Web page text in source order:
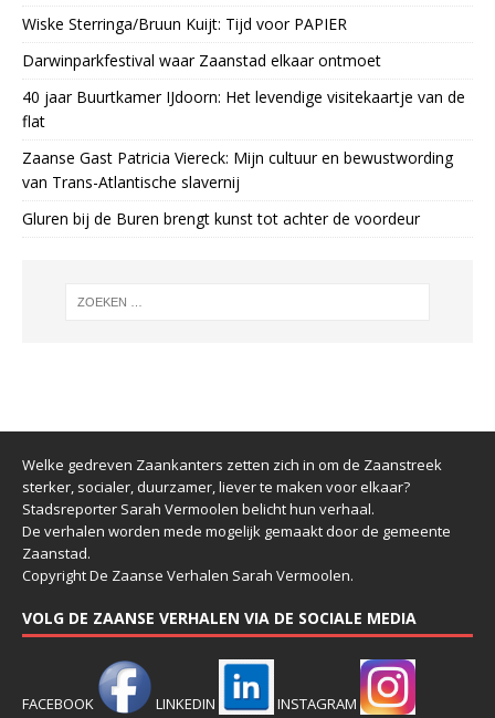
Wiske Sterringa/Bruun Kuijt: Tijd voor PAPIER
Darwinparkfestival waar Zaanstad elkaar ontmoet
40 jaar Buurtkamer IJdoorn: Het levendige visitekaartje van de
flat
Zaanse Gast Patricia Viereck: Mijn cultuur en bewustwording
van Trans-Atlantische slavernij
Gluren bij de Buren brengt kunst tot achter de voordeur
Welke gedreven Zaankanters zetten zich in om de Zaanstreek
sterker, socialer, duurzamer, liever te maken voor elkaar?
Stadsreporter Sarah Vermoolen belicht hun verhaal.
De verhalen worden mede mogelijk gemaakt door de gemeente
Zaanstad.
Copyright De Zaanse Verhalen Sarah Vermoolen.
VOLG DE ZAANSE VERHALEN VIA DE SOCIALE MEDIA
FACEBOOK LINKEDIN INSTAGRAM